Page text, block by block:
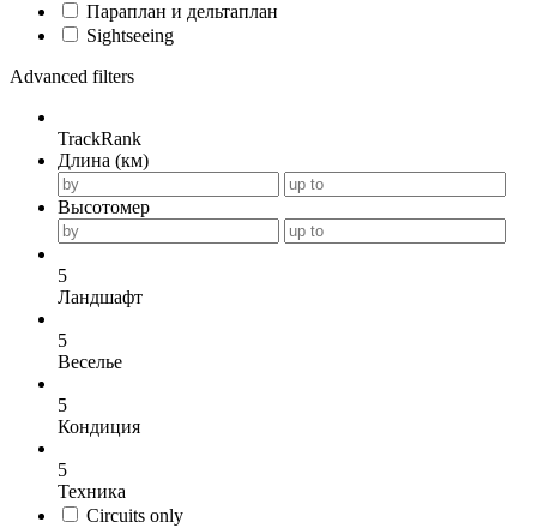
Параплан и дельтаплан
Sightseeing
Advanced filters
TrackRank
Длина (км)
Высотомер
5
Ландшафт
5
Веселье
5
Кондиция
5
Техника
Circuits only